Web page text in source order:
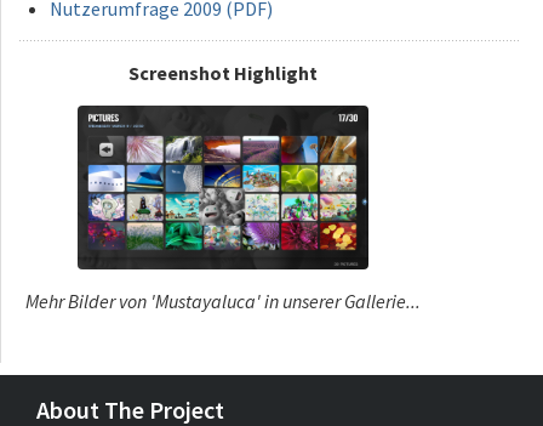
Nutzerumfrage 2009 (PDF)
Screenshot Highlight
Mehr Bilder von 'Mustayaluca' in unserer Gallerie...
About The Project